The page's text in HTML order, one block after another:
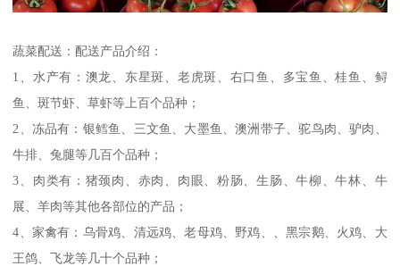
蔬菜配送：配送产品介绍：
1、水产有：澳龙、东星斑、老虎斑、右口鱼、多宝鱼、桂鱼、鲟
鱼、斑节虾、草虾等上百个品种；
2、冻品有：银鳕鱼、三文鱼、大墨鱼、澳洲带子、驼鸟肉、驴肉、
牛排、兔腿等几百个品种；
3、肉类有：猪颈肉、赤肉、肉眼、粉肠、生肠、牛柳、牛林、牛
展、羊肉等其他各部位的产品；
4、家禽有：乌骨鸡、清远鸡、老母鸡、野鸡、、黑宗鹅、火鸡、大
王鸽、飞龙等几十个品种；